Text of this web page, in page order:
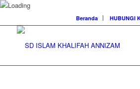
Beranda HUBUNGI